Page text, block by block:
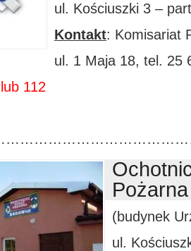
ul. Kościuszki 3 –
Kontakt: Komisariat
ul. 1 Maja 18, tel. 25
112
(budynek
ul.